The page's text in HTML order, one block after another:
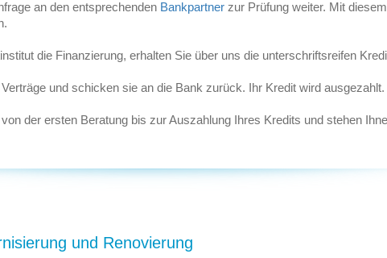
an den entsprechenden Bankpartner zur Prüfung weiter. Mit
die Finanzierung, erhalten Sie über uns die unterschriftsreifen
und schicken sie an die Bank zurück. Ihr Kredit wird ausgezahlt.
der ersten Beratung bis zur Auszahlung Ihres Kredits und stehen
und Renovierung